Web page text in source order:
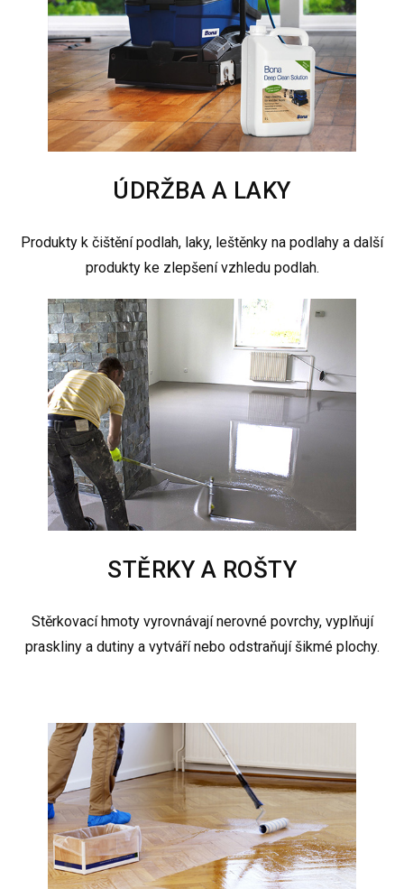
ÚDRŽBA A LAKY
Produkty k čištění podlah, laky, leštěnky na podlahy a další
produkty ke zlepšení vzhledu podlah.
STĚRKY A ROŠTY
Stěrkovací hmoty vyrovnávají nerovné povrchy, vyplňují
praskliny a dutiny a vytváří nebo odstraňují šikmé plochy.